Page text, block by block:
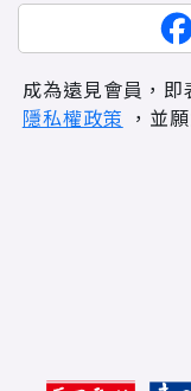
成為遠見會員，
隱私權政策 ，並